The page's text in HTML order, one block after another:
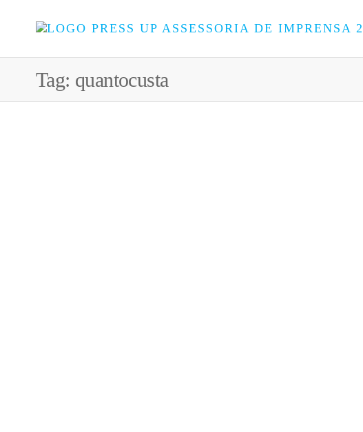
Tag: quantocusta